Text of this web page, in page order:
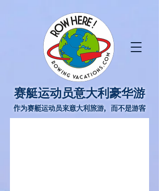
赛艇运动员意大利豪华游
作为赛艇运动员来意大利旅游，而不是游客